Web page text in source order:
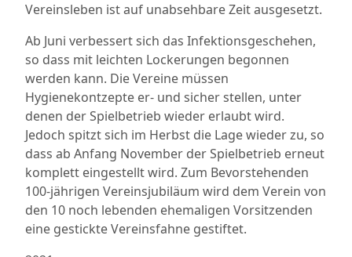
Vereinsleben ist auf unabsehbare Zeit ausgesetzt.
Ab Juni verbessert sich das Infektionsgeschehen,
so dass mit leichten Lockerungen begonnen
werden kann. Die Vereine müssen
Hygienekontzepte er- und sicher stellen, unter
denen der Spielbetrieb wieder erlaubt wird.
Jedoch spitzt sich im Herbst die Lage wieder zu, so
dass ab Anfang November der Spielbetrieb erneut
komplett eingestellt wird. Zum Bevorstehenden
100-jährigen Vereinsjubiläum wird dem Verein von
den 10 noch lebenden ehemaligen Vorsitzenden
eine gestickte Vereinsfahne gestiftet.